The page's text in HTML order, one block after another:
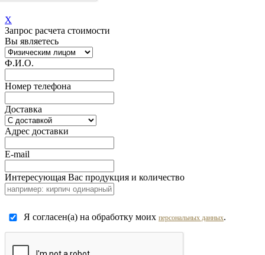
X
Запрос расчета стоимости
Вы являетесь
Ф.И.О.
Номер телефона
Доставка
Адрес доставки
E-mail
Интересующая Вас продукция и количество
Я согласен(а) на обработку моих персональных данных.